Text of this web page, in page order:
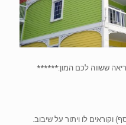
ששווה לכם המון:******
וקוראים לו ויתור על שיבוב.